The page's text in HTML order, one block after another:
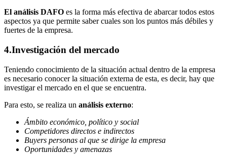
El análisis DAFO es la forma más efectiva de abarcar todos estos
aspectos ya que permite saber cuales son los puntos más débiles y
fuertes de la empresa.
4.Investigación del mercado
Teniendo conocimiento de la situación actual dentro de la empresa
es necesario conocer la situación externa de esta, es decir, hay que
investigar el mercado en el que se encuentra.
Para esto, se realiza un análisis externo:
Ámbito económico, político y social
Competidores directos e indirectos
Buyers personas al que se dirige la empresa
Oportunidades y amenazas